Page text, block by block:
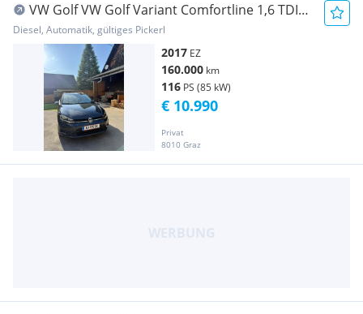
VW Golf VW Golf Variant Comfortline 1,6 TDI
DSG
Diesel, Automatik, gültiges Pickerl
2017 EZ
160.000 km
116 PS (85 kW)
Privat
8010 Graz
€ 10.990